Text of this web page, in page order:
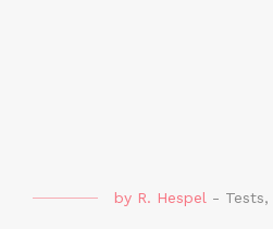
by R. Hespel - Tests,